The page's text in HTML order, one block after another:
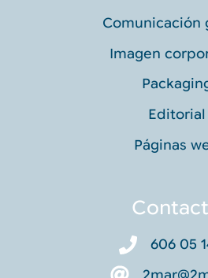
Comunicación
Imagen
Editorial
Páginas
606 05